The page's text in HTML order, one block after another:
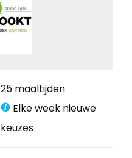
25 maaltijden
Elke week nieuwe
keuzes